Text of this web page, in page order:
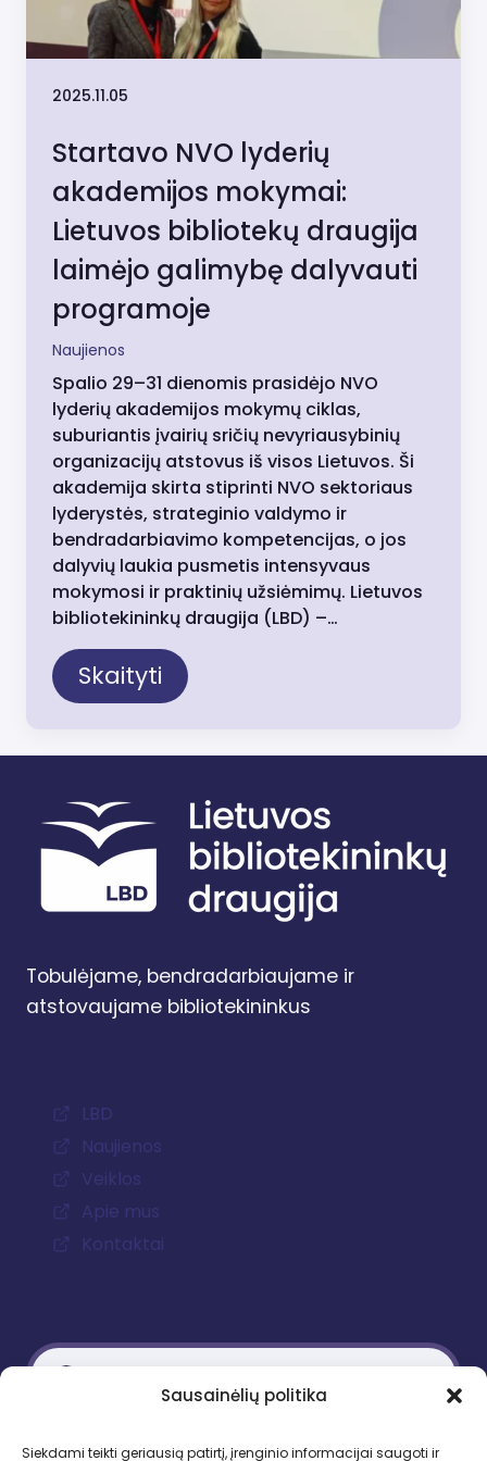
Sausainėlių politika
Siekdami teikti geriausią patirtį, įrenginio informacijai saugoti ir
2025.11.05
Startavo NVO lyderių
akademijos mokymai:
Lietuvos bibliotekų draugija
laimėjo galimybę dalyvauti
programoje
Naujienos
Spalio 29–31 dienomis prasidėjo NVO
lyderių akademijos mokymų ciklas,
suburiantis įvairių sričių nevyriausybinių
organizacijų atstovus iš visos Lietuvos. Ši
akademija skirta stiprinti NVO sektoriaus
lyderystės, strateginio valdymo ir
bendradarbiavimo kompetencijas, o jos
dalyvių laukia pusmetis intensyvaus
mokymosi ir praktinių užsiėmimų. Lietuvos
bibliotekininkų draugija (LBD) –…
Skaityti
Tobulėjame, bendradarbiaujame ir
atstovaujame bibliotekininkus
LBD
Naujienos
Veiklos
Apie mus
Kontaktai